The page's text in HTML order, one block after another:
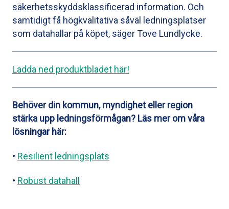
säkerhetsskyddsklassificerad information. Och
samtidigt få högkvalitativa såväl ledningsplatser
som datahallar på köpet, säger Tove Lundlycke.
Ladda ned produktbladet här!
Behöver din kommun, myndighet eller region
stärka upp ledningsförmågan? Läs mer om våra
lösningar här:
• Resilient ledningsplats
• Robust datahall